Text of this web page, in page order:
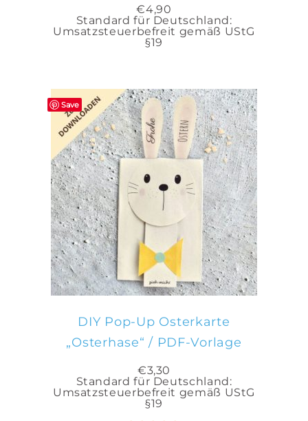
€4,90
Standard für Deutschland:
Umsatzsteuerbefreit gemäß UStG
§19
Save
IN DEN WARENKORB
DIY Pop-Up Osterkarte
„Osterhase“ / PDF-Vorlage
€3,30
Standard für Deutschland:
Umsatzsteuerbefreit gemäß UStG
§19